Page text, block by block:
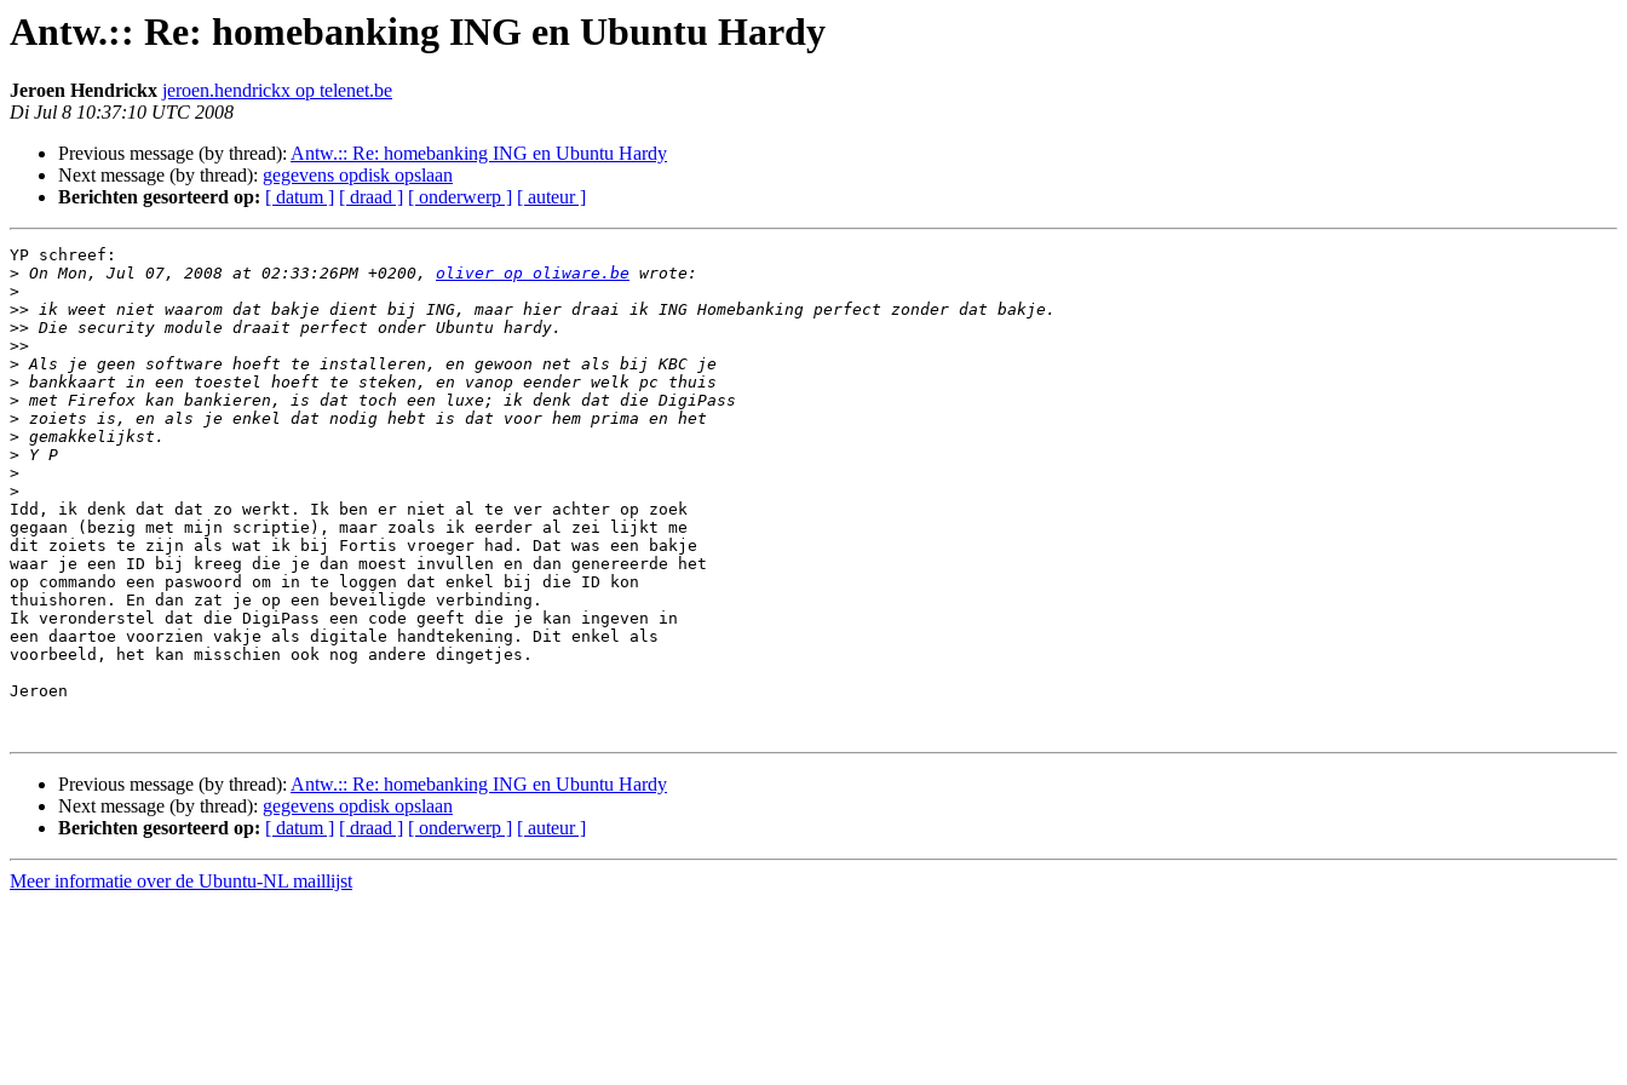
Antw.:: Re: homebanking ING en Ubuntu Hardy
Jeroen Hendrickx jeroen.hendrickx op telenet.be
Di Jul 8 10:37:10 UTC 2008
Previous message (by thread): Antw.:: Re: homebanking ING en Ubuntu Hardy
Next message (by thread): gegevens opdisk opslaan
Berichten gesorteerd op: [ datum ] [ draad ] [ onderwerp ] [ auteur ]
YP schreef:
> On Mon, Jul 07, 2008 at 02:33:26PM +0200, oliver op oliware.be
>
>>
>>
>>
>
>
>
>
>
>
>
>
Idd, ik denk dat dat zo werkt. Ik ben er niet al te ver achter op zoek
gegaan (bezig met mijn scriptie), maar zoals ik eerder al zei lijkt me
dit zoiets te zijn als wat ik bij Fortis vroeger had. Dat was een bakje
waar je een ID bij kreeg die je dan moest invullen en dan genereerde het
op commando een paswoord om in te loggen dat enkel bij die ID kon
thuishoren. En dan zat je op een beveiligde verbinding.
Ik veronderstel dat die DigiPass een code geeft die je kan ingeven in
een daartoe voorzien vakje als digitale handtekening. Dit enkel als
voorbeeld, het kan misschien ook nog andere dingetjes.
Jeroen
Previous message (by thread): Antw.:: Re: homebanking ING en Ubuntu Hardy
Next message (by thread): gegevens opdisk opslaan
Berichten gesorteerd op: [ datum ] [ draad ] [ onderwerp ] [ auteur ]
Meer informatie over de Ubuntu-NL maillijst